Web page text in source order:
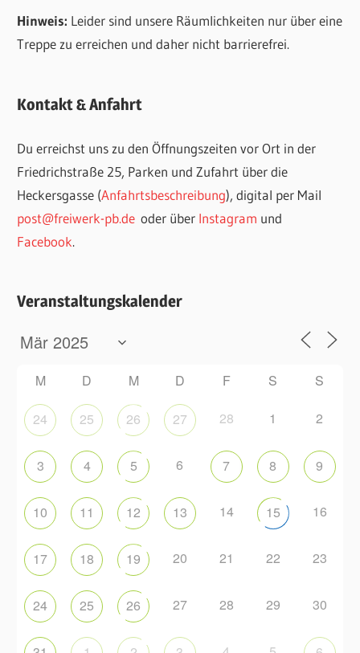
Hinweis: Leider sind unsere Räumlichkeiten nur über eine
Treppe zu erreichen und daher nicht barrierefrei.
Kontakt & Anfahrt
Du erreichst uns zu den Öffnungszeiten vor Ort in der
Friedrichstraße 25, Parken und Zufahrt über die
Heckersgasse (Anfahrtsbeschreibung), digital per Mail
post@freiwerk-pb.de oder über Instagram und
Facebook.
Veranstaltungskalender
M D M D F S S
24 25 26 27 28 1 2
3 4 5 6 7 8 9
10 11 12 13 14 15 16
17 18 19 20 21 22 23
24 25 26 27 28 29 30